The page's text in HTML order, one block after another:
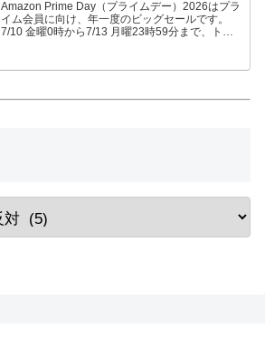
Amazon Prime Day（プライムデー）2026はプラ
イム会員に向け、年一度のビッグセールです。
7/10 金曜0時から7/13 月曜23時59分まで、トッ